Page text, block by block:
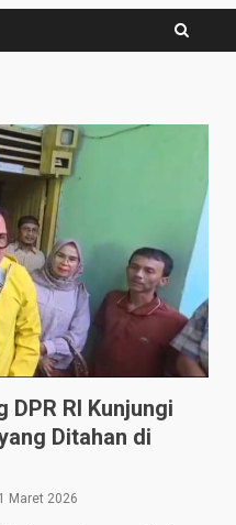
DPR RI Kunjungi
Ditahan di
1 Maret 2026